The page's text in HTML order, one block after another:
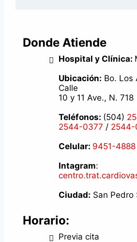
Donde Atiende
Hospital y Clínica:
Ubicación: Bo. Los
Calle
10 y 11 Ave., N. 718
Teléfonos: (504)
2544-0377 / 2544-
Celular: 9451-4888
Intagram:
Ciudad: San Pedro
Horario:
Previa cita